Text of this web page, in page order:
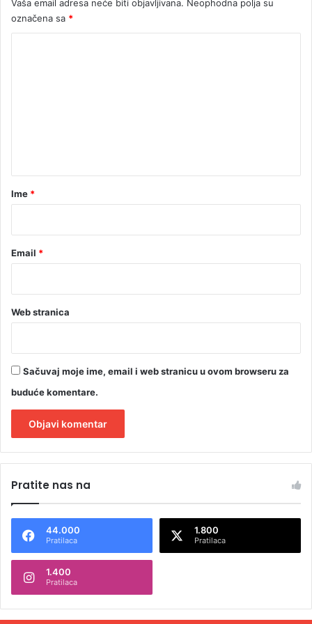
Vaša email adresa neće biti objavljivana. Neophodna polja su
označena sa *
rIme *
Email *
Web stranica
Sačuvaj moje ime, email i web stranicu u ovom browseru za
buduće komentare.
t
n
t
Pratite nas na
44.000
Pratilaca
1.800
Pratilaca
1.400
Pratilaca